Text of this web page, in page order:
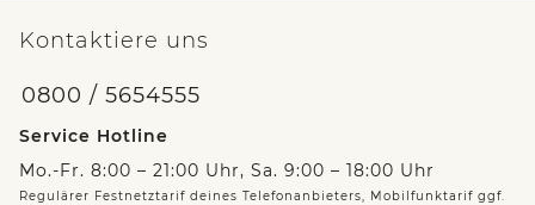
Kontaktiere uns
0800 / 5654555
Service Hotline
Mo.-Fr. 8:00 – 21:00 Uhr, Sa. 9:00 – 18:00 Uhr
Regulärer Festnetztarif deines Telefonanbieters, Mobilfunktarif ggf.